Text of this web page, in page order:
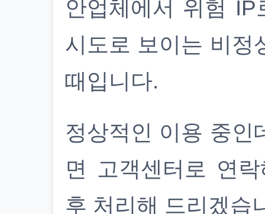
안업체에서 위험
시도로 보이는 비정
때입니다.
정상적인 이용 중인
면 고객센터로 연
후 처리해 드리겠습